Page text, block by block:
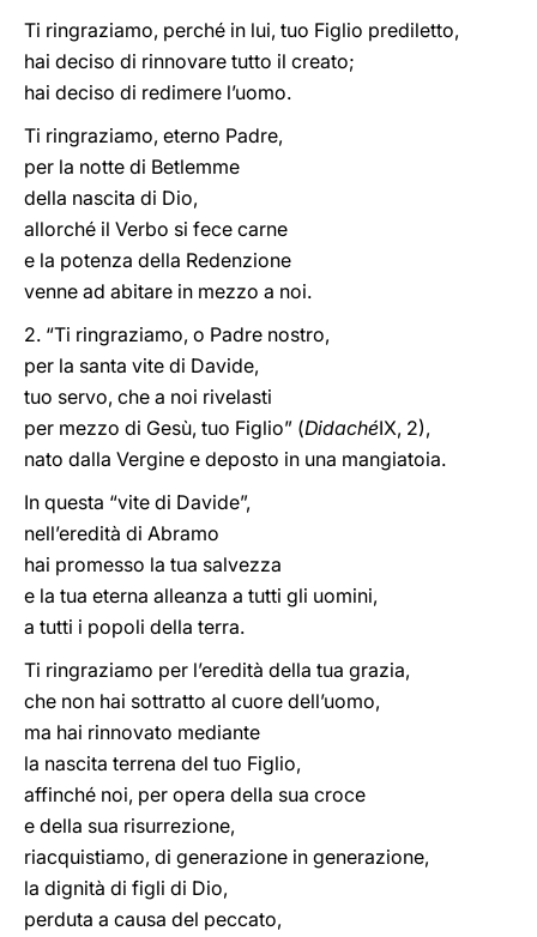
Ti ringraziamo, perché in lui, tuo Figlio prediletto,
hai deciso di rinnovare tutto il creato;
hai deciso di redimere l’uomo.
Ti ringraziamo, eterno Padre,
per la notte di Betlemme
della nascita di Dio,
allorché il Verbo si fece carne
e la potenza della Redenzione
venne ad abitare in mezzo a noi.
2. “Ti ringraziamo, o Padre nostro,
per la santa vite di Davide,
tuo servo, che a noi rivelasti
per mezzo di Gesù, tuo Figlio” (DidachéIX, 2),
nato dalla Vergine e deposto in una mangiatoia.
In questa “vite di Davide”,
nell’eredità di Abramo
hai promesso la tua salvezza
e la tua eterna alleanza a tutti gli uomini,
a tutti i popoli della terra.
Ti ringraziamo per l’eredità della tua grazia,
che non hai sottratto al cuore dell’uomo,
ma hai rinnovato mediante
la nascita terrena del tuo Figlio,
affinché noi, per opera della sua croce
e della sua risurrezione,
riacquistiamo, di generazione in generazione,
la dignità di figli di Dio,
perduta a causa del peccato,